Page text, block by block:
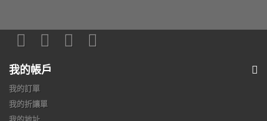
我的帳戶
我的訂單
我的折讓單